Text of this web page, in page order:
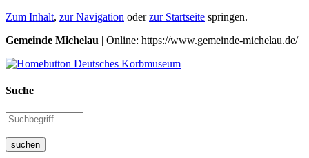
Zum Inhalt, zur Navigation oderzur Startseite springen.
Gemeinde Michelau | Online: https://www.gemeinde-michelau.de/
Suche
suchen